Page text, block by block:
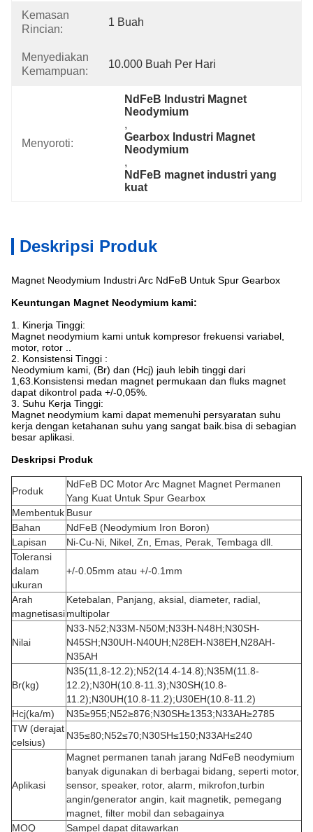
Kemasan
Rincian:
1 Buah
Menyediakan
Kemampuan:
10.000 Buah Per Hari
Menyoroti:
NdFeB Industri Magnet
Neodymium
,
Gearbox Industri Magnet
Neodymium
,
NdFeB magnet industri yang
kuat
Deskripsi Produk
Magnet Neodymium Industri Arc NdFeB Untuk Spur Gearbox
Keuntungan Magnet Neodymium kami:
1. Kinerja Tinggi:
Magnet neodymium kami untuk kompresor frekuensi variabel,
motor, rotor ..
2. Konsistensi Tinggi :
Neodymium kami, (Br) dan (Hcj) jauh lebih tinggi dari
1,63.Konsistensi medan magnet permukaan dan fluks magnet
dapat dikontrol pada +/-0,05%.
3. Suhu Kerja Tinggi:
Magnet neodymium kami dapat memenuhi persyaratan suhu
kerja dengan ketahanan suhu yang sangat baik.bisa di sebagian
besar aplikasi.
Deskripsi Produk
Produk
NdFeB DC Motor Arc Magnet Magnet Permanen
Yang Kuat Untuk Spur Gearbox
Membentuk Busur
Bahan
NdFeB (Neodymium Iron Boron)
Lapisan
Ni-Cu-Ni, Nikel, Zn, Emas, Perak, Tembaga dll.
Toleransi
dalam
ukuran
+/-0.05mm atau +/-0.1mm
Arah
magnetisasi
Ketebalan, Panjang, aksial, diameter, radial,
multipolar
Nilai
N33-N52;N33M-N50M;N33H-N48H;N30SH-
N45SH;N30UH-N40UH;N28EH-N38EH,N28AH-
N35AH
Br(kg)
N35(11,8-12.2);N52(14.4-14.8);N35M(11.8-
12.2);N30H(10.8-11.3);N30SH(10.8-
11.2);N30UH(10.8-11.2);U30EH(10.8-11.2)
Hcj(ka/m)
N35≥955;N52≥876;N30SH≥1353;N33AH≥2785
TW (derajat
celsius)
N35≤80;N52≤70;N30SH≤150;N33AH≤240
Aplikasi
Magnet permanen tanah jarang NdFeB neodymium
banyak digunakan di berbagai bidang, seperti motor,
sensor, speaker, rotor, alarm, mikrofon, turbin
angin/generator angin, kait magnetik, pemegang
magnet, filter mobil dan sebagainya
MOQ
Sampel dapat ditawarkan